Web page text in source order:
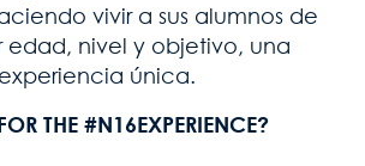
vivir a sus alumnos de
edad, nivel y objetivo, una
experiencia única.
THE #N16EXPERIENCE?